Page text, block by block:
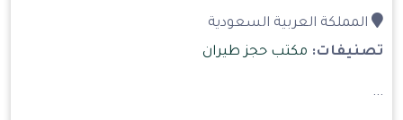
المملكة العربية السعودية
تصنيفات: مكتب حجز طيران
...